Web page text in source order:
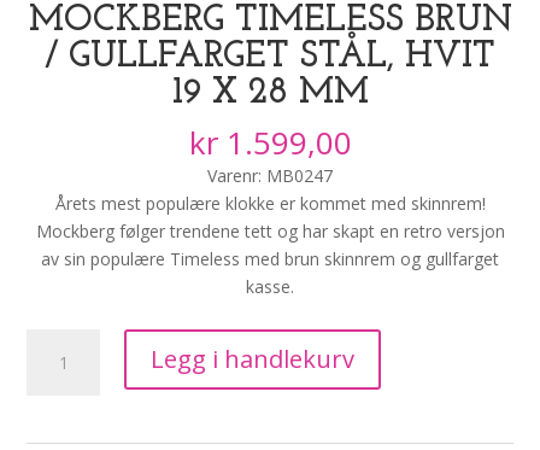
MOCKBERG TIMELESS BRUN
/ GULLFARGET STÅL, HVIT
19 X 28 MM
kr1.599,00
Varenr: MB0247
Årets mest populære klokke er kommet med skinnrem!
Mockberg følger trendene tett og har skapt en retro versjon
av sin populære Timeless med brun skinnrem og gullfarget
kasse.
Timeless
Legg i handlekurv